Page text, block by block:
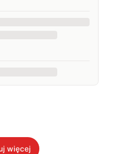
więcej